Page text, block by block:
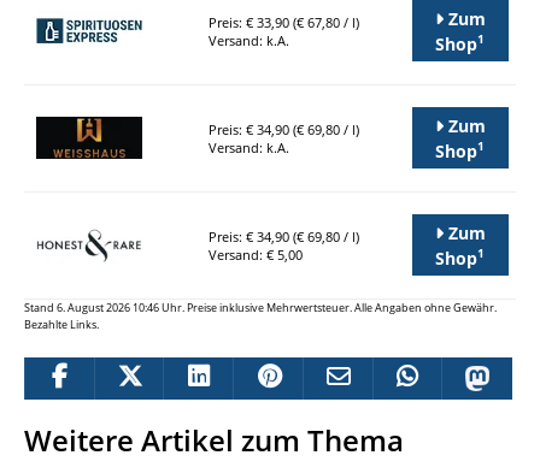
Preis: € 33,90 (€ 67,80 / l)
Versand: k.A.
Zum
Shop1
Preis: € 34,90 (€ 69,80 / l)
Versand: k.A.
Zum
Shop1
Preis: € 34,90 (€ 69,80 / l)
Versand: € 5,00
Zum
Shop1
Stand 6. August 2026 10:46 Uhr. Preise inklusive Mehrwertsteuer. Alle Angaben ohne Gewähr.
Bezahlte Links.
Weitere Artikel zum Thema